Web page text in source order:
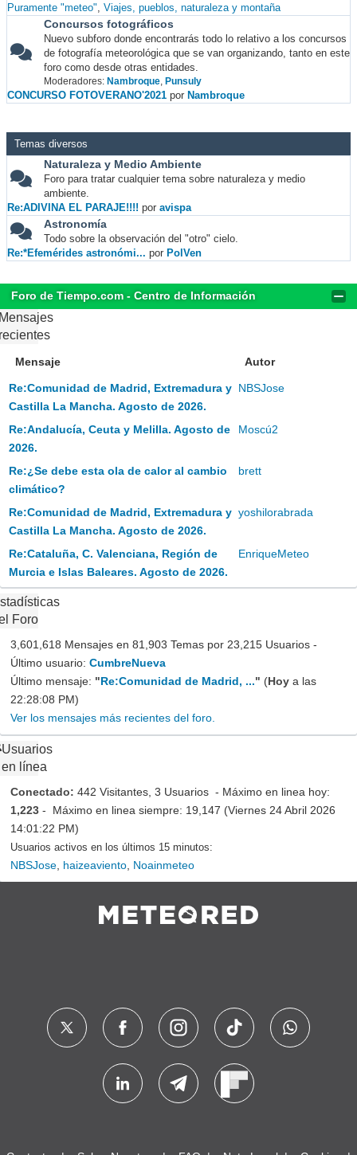
Puramente "meteo" Viajes, pueblos, naturaleza y montaña
Concursos fotográficos
Nuevo subforo donde encontrarás todo lo relativo a los concursos
de fotografía meteorológica que se van organizando, tanto en este
foro como desde otras entidades.
Moderadores: Nambroque, Punsuly
CONCURSO FOTOVERANO'2021 por Nambroque
Temas diversos
Naturaleza y Medio Ambiente
Foro para tratar cualquier tema sobre naturaleza y medio
ambiente.
Re:ADIVINA EL PARAJE!!!! por avispa
Astronomía
Todo sobre la observación del "otro" cielo.
Re:*Efemérides astronómi... por PolVen
Foro de Tiempo.com - Centro de Información
Mensaje Autor
Re:Comunidad de Madrid, Extremadura y
Castilla La Mancha. Agosto de 2026.
NBSJose
Re:Andalucía, Ceuta y Melilla. Agosto de
2026.
Moscú2
Re:¿Se debe esta ola de calor al cambio
climático?
brett
Re:Comunidad de Madrid, Extremadura y
Castilla La Mancha. Agosto de 2026.
yoshilorabrada
Re:Cataluña, C. Valenciana, Región de
Murcia e Islas Baleares. Agosto de 2026.
EnriqueMeteo
Foro
3,601,618 Mensajes en 81,903 Temas por 23,215 Usuarios -
Último usuario: CumbreNueva
Último mensaje: "Re:Comunidad de Madrid, ..." (Hoy a las
22:28:08 PM)
Ver los mensajes más recientes del foro.
Usuarios
en línea
Conectado: 442 Visitantes, 3 Usuarios - Máximo en linea hoy:
1,223 - Máximo en linea siempre: 19,147 (Viernes 24 Abril 2026
14:01:22 PM)
Usuarios activos en los últimos 15 minutos:
NBSJose haizeaviento Noainmeteo